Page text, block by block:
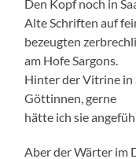
Den Kopf noch in
Alte Schriften auf
bezeugten
am Hofe Sargons.
Hinter der Vitrine in
Göttinnen, gerne
hätte ich sie
Aber der Wärter im